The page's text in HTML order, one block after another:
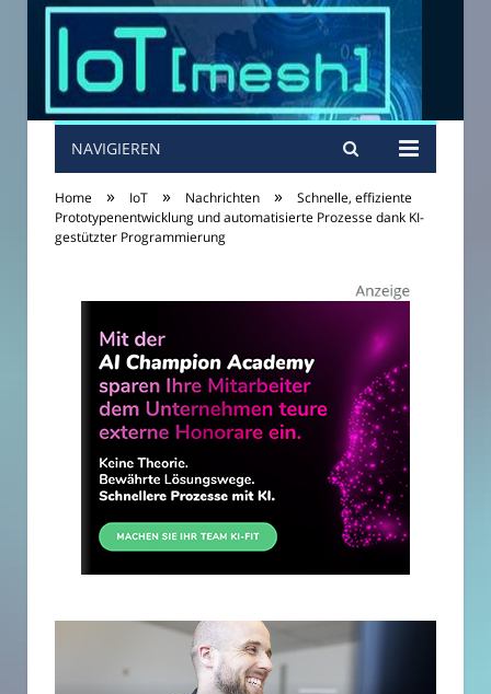
NAVIGIEREN
Home » IoT » Nachrichten »
Schnelle, effiziente
Prototypenentwicklung und automatisierte Prozesse dank KI-
gestützter Programmierung